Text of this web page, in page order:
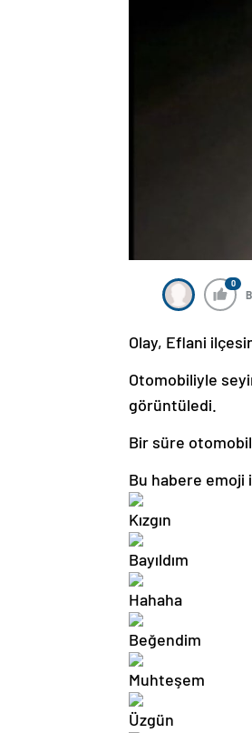
0
Olay, Eflani
Otomobiliyle
görüntüledi.
Bir süre
Bu habere emoji